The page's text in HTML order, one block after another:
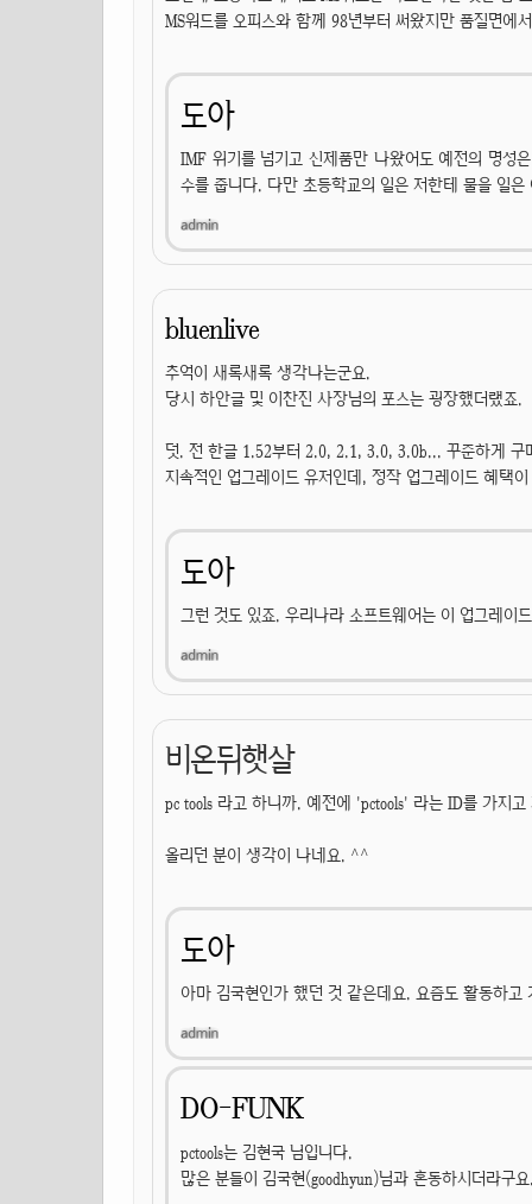
MS워드를 오피스와 함께 98년부터 써왔지만 품질면에
도아
IMF 위기를 넘기고 신제품만 나왔어도 예전의 명성
수를 줍니다. 다만 초등학교의 일은 저한테 물을 일
bluenlive
추억이 새록새록 생각나는군요.
당시 하안글 및 이찬진 사장님의 포스는 굉장했더랬죠.
덧. 전 한글 1.52부터 2.0, 2.1, 3.0, 3.0b... 꾸준하게 구
지속적인 업그레이드 유저인데, 정작 업그레이드 혜택
도아
그런 것도 있죠. 우리나라 소프트웨어는 이 업그레
비온뒤햇살
pc tools 라고 하니까. 예전에 'pctools' 라는 ID를 가지고
올리던 분이 생각이 나네요. ^^
도아
아마 김국현인가 했던 것 같은데요. 요즘도 활동하고
DO-FUNK
pctools는 김현국 님입니다.
많은 분들이 김국현(goodhyun)님과 혼동하시더라구